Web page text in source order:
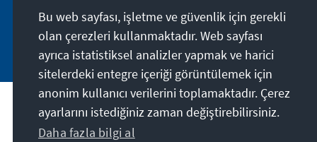
Jetzt abonnieren
Misyonumuz
Bu web sayfası, işletme ve güvenlik için gerekli
olan çerezleri kullanmaktadır. Web sayfası
ayrıca istatistiksel analizler yapmak ve harici
sitelerdeki entegre içeriği görüntülemek için
anonim kullanıcı verilerini toplamaktadır. Çerez
ayarlarını istediğiniz zaman değiştirebilirsiniz.
Daha fazla bilgi al